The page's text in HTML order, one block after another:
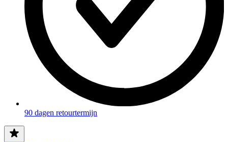
90 dagen retourtermijn